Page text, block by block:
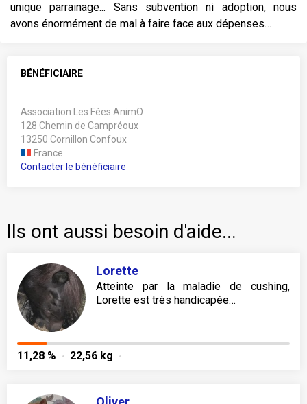
unique parrainage... Sans subvention ni adoption, nous
avons énormément de mal à faire face aux dépenses…
BÉNÉFICIAIRE
Association Les Fées AnimO
128 Chemin de Campréoux
13250 Cornillon Confoux
France
Contacter le bénéficiaire
Ils ont aussi besoin d'aide...
Lorette
Atteinte par la maladie de cushing,
Lorette est très handicapée…
11,28 % 22,56 kg